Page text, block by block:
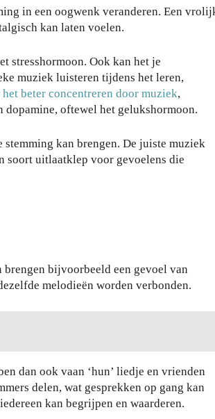
in een oogwenk veranderen. Een
kan laten voelen.
stresshormoon. Ook kan het je
muziek luisteren tijdens het leren,
beter concentreren door muziek,
oftewel het gelukshormoon.
kan brengen. De juiste muziek
soort uitlaatklep voor gevoelens die
bijvoorbeeld een gevoel van
melodieën worden verbonden.
dan ook vaan ‘hun’ liedje en vrienden
delen, wat gesprekken op gang kan
kan begrijpen en waarderen.